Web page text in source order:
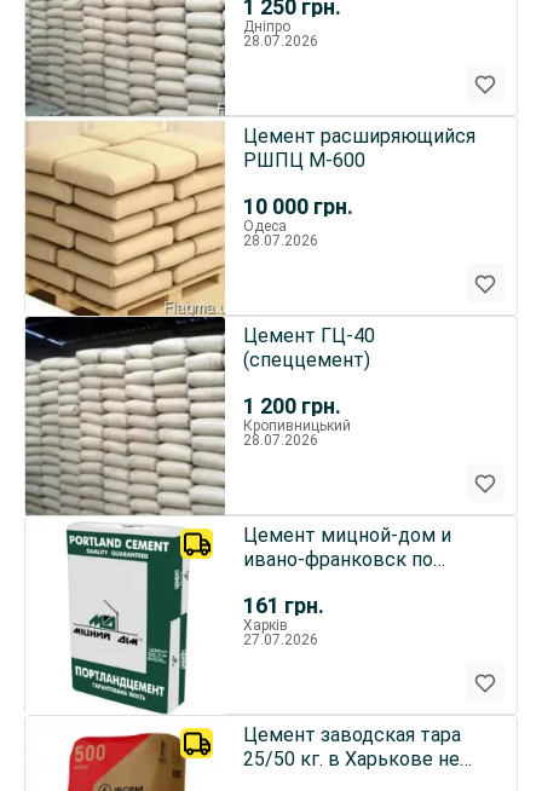
1 250 грн.
кг
Дніпро
28.07.2026
10 000 грн.
Цемент расширяющийся
РШПЦ М-600
Одеса
28.07.2026
1 200 грн.
Цемент ГЦ-40
(спеццемент)
Кропивницький
28.07.2026
161 грн.
Цемент мицной-дом и
ивано-франковск по
харькове.
Харків
27.07.2026
Цемент заводская тара
25/50 кг. в Харькове не